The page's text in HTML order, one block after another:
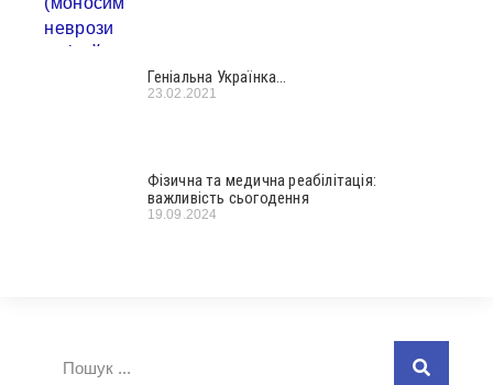
Геніальна Українка…
23.02.2021
Фізична та медична реабілітація:
важливість сьогодення
19.09.2024